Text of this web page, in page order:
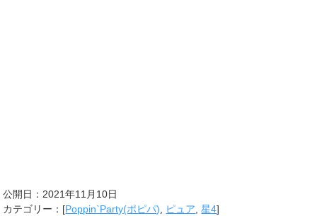
公開日： 2021年11月10日
カテゴリー：[Poppin`Party(ポピパ) ピュア ,星4]